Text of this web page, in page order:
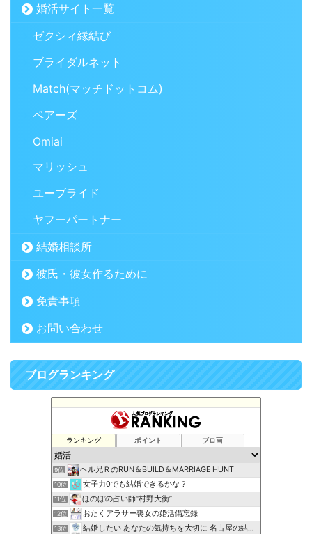
婚活サイト一覧
ゼクシィ縁結び
ブライダルネット
Match(マッチドットコム)
ペアーズ
Omiai
マリッシュ
ユーブライド
ヤフーパートナー
結婚相談所
彼氏・彼女作るために
免責事項
お問い合わせ
ブログランキング
ランキング ポイント ブロ画
9位 ヘル兄ＲのRUN＆BUILD＆MARRIAGE HUNT
10位 女子力0でも結婚できるかな？
11位 ほのぼの占い師“村野大衡”
12位 おたくアラサー喪女の婚活備忘録
13位 結婚したい あなたの気持ちを大切に 名古屋の結婚相談所ブーケ